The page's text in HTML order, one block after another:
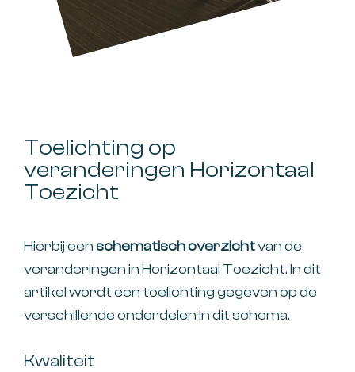
Toelichting op
veranderingen Horizontaal
Toezicht
Hierbij eenschematisch overzichtvan de
veranderingen in Horizontaal Toezicht. In dit
artikel wordt een toelichting gegeven op de
verschillende onderdelen in dit schema.
Kwaliteit